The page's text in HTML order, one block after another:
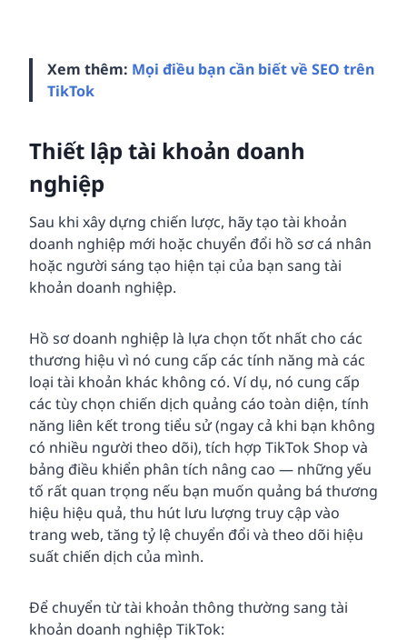
Xem thêm: Mọi điều bạn cần biết về SEO trên
TikTok
Thiết lập tài khoản doanh
nghiệp
Sau khi xây dựng chiến lược, hãy tạo tài khoản
doanh nghiệp mới hoặc chuyển đổi hồ sơ cá nhân
hoặc người sáng tạo hiện tại của bạn sang tài
khoản doanh nghiệp.
Hồ sơ doanh nghiệp là lựa chọn tốt nhất cho các
thương hiệu vì nó cung cấp các tính năng mà các
loại tài khoản khác không có. Ví dụ, nó cung cấp
các tùy chọn chiến dịch quảng cáo toàn diện, tính
năng liên kết trong tiểu sử (ngay cả khi bạn không
có nhiều người theo dõi), tích hợp TikTok Shop và
bảng điều khiển phân tích nâng cao — những yếu
tố rất quan trọng nếu bạn muốn quảng bá thương
hiệu hiệu quả, thu hút lưu lượng truy cập vào
trang web, tăng tỷ lệ chuyển đổi và theo dõi hiệu
suất chiến dịch của mình.
Để chuyển từ tài khoản thông thường sang tài
khoản doanh nghiệp TikTok: